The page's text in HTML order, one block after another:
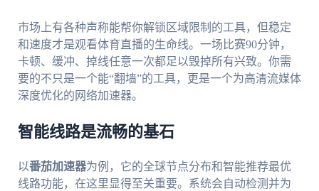
市场上有各种声称能帮你解锁区域限制的工具，但稳定
和速度才是观看体育直播的生命线。一场比赛90分钟，
卡顿、缓冲、掉线任意一次都足以毁掉所有兴致。你需
要的不只是一个能“翻墙”的工具，更是一个为高清流媒体
深度优化的网络加速器。
智能线路是流畅的基石
以番茄加速器为例，它的全球节点分布和智能推荐最优
线路功能，在这里显得至关重要。系统会自动检测并为